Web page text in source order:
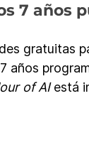
7 años
gratuitas
años
of AI está